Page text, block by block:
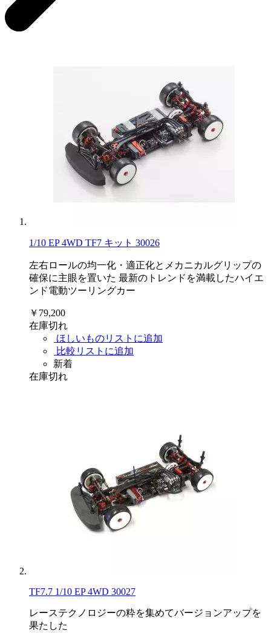
1/10 EP 4WD TF7 キット 30026
左右ロールの均一化・適正化とメカニカルグリップの
確保に主眼を置いた 最新のトレンドを満載したハイエ
ンド電動ツーリングカー
￥79,200
在庫切れ
ほしいものリストに追加
比較リストに追加
新着
在庫切れ
TF7.7 1/10 EP 4WD 30027
レーステクノロジーの粋を集めてバージョンアップを
果たした